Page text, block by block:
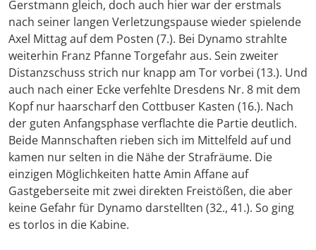
Gerstmann gleich, doch auch hier war der erstmals
nach seiner langen Verletzungspause wieder spielende
Axel Mittag auf dem Posten (7.). Bei Dynamo strahlte
weiterhin Franz Pfanne Torgefahr aus. Sein zweiter
Distanzschuss strich nur knapp am Tor vorbei (13.). Und
auch nach einer Ecke verfehlte Dresdens Nr. 8 mit dem
Kopf nur haarscharf den Cottbuser Kasten (16.). Nach
der guten Anfangsphase verflachte die Partie deutlich.
Beide Mannschaften rieben sich im Mittelfeld auf und
kamen nur selten in die Nähe der Strafräume. Die
einzigen Möglichkeiten hatte Amin Affane auf
Gastgeberseite mit zwei direkten Freistößen, die aber
keine Gefahr für Dynamo darstellten (32., 41.). So ging
es torlos in die Kabine.